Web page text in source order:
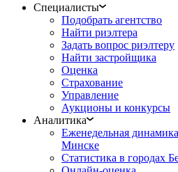
Специалисты
Подобрать агентство
Найти риэлтера
Задать вопрос риэлтеру
Найти застройщика
Оценка
Страхование
Управление
Аукционы и конкурсы
Аналитика
Еженедельная
Минске
Статистика в городах